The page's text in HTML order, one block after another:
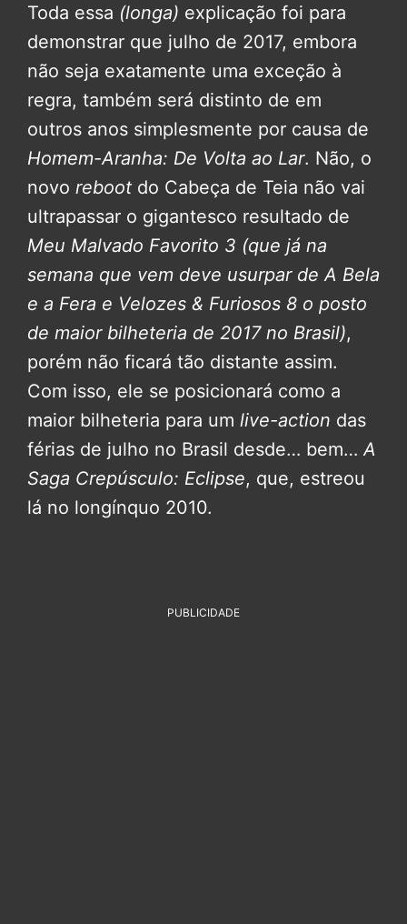
Toda essa (longa) explicação foi para
demonstrar que julho de 2017, embora
não seja exatamente uma exceção à
regra, também será distinto de em
outros anos simplesmente por causa de
Homem-Aranha: De Volta ao Lar. Não, o
novo reboot do Cabeça de Teia não vai
ultrapassar o gigantesco resultado de
Meu Malvado Favorito 3 (que já na
semana que vem deve usurpar de A Bela
e a Fera e Velozes & Furiosos 8 o posto
de maior bilheteria de 2017 no Brasil),
porém não ficará tão distante assim.
Com isso, ele se posicionará como a
maior bilheteria para um live-action das
férias de julho no Brasil desde… bem… A
Saga Crepúsculo: Eclipse, que, estreou
lá no longínquo 2010.
PUBLICIDADE